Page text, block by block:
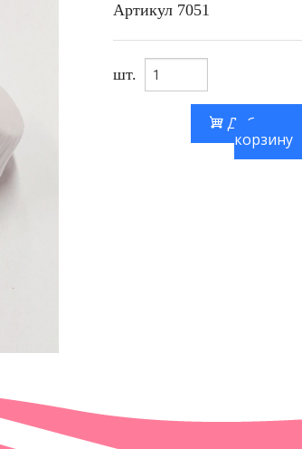
Артикул 7051
шт.
Добавить
корзину